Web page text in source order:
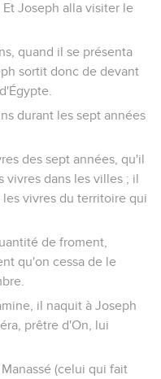
Joseph alla visiter le
quand il se présenta
sortit donc de devant
durant les sept années
des sept années, qu'il
vivres dans les villes ; il
vivres du territoire qui
de froment,
qu'on cessa de le
il naquit à Joseph
prêtre d'On, lui
(celui qui fait